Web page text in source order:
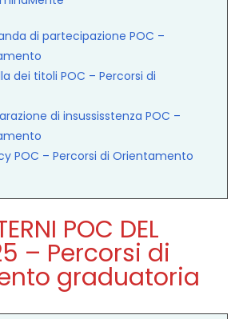
di partecipazione POC –
dei titoli POC – Percorsi di
di insussisstenza POC –
POC – Percorsi di Orientamento
POC DEL
– Percorsi di
graduatoria